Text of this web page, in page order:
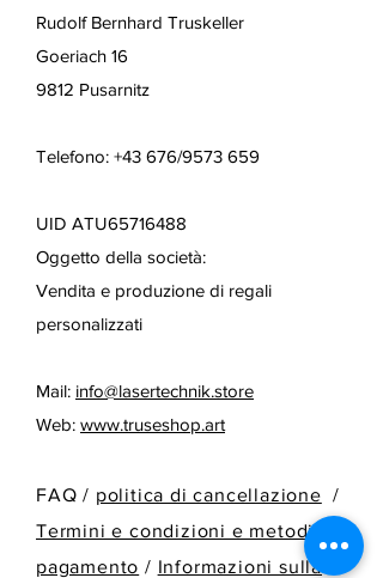
Rudolf Bernhard Truskeller
Goeriach 16
9812 Pusarnitz
Telefono: +43 676/9573 659
UID ATU65716488
Oggetto della società:
Vendita e produzione di regali
personalizzati
Mail: info@lasertechnik.store
Web: www.truseshop.art
FAQ / politica di cancellazione
/
Termini e condizioni e metodi di
pagamento / Informazioni sulla